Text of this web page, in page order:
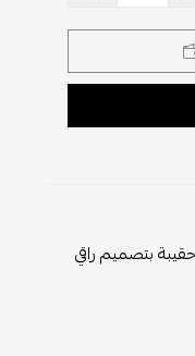
بتصميم راقي